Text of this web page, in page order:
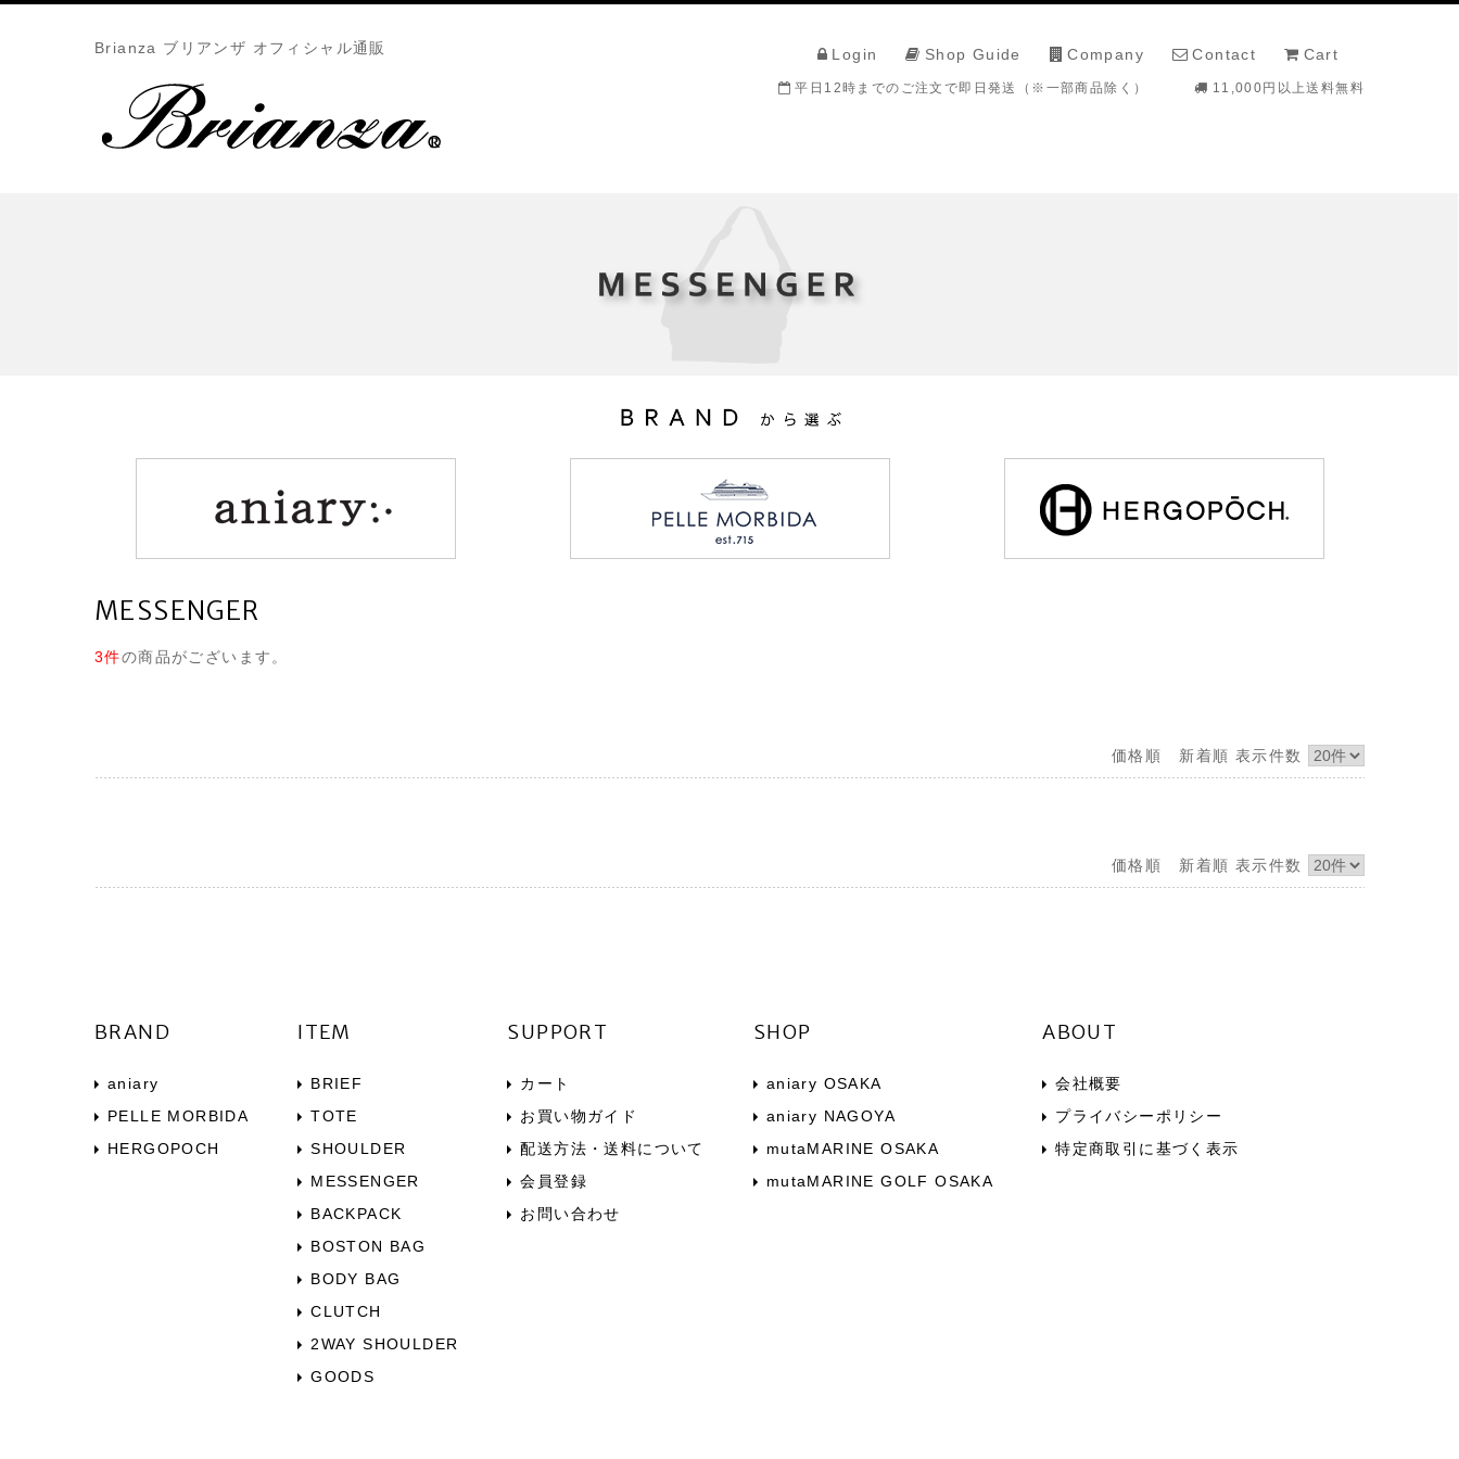
Brianza ブリアンザ オフィシャル通販 Login Shop Guide Company Contact Cart
平日12時までのご注文で即日発送（※一部商品除く） 11,000円以上送料無料
MESSENGER
3件の商品がございます。
価格順 新着順 表示件数
価格順 新着順 表示件数
BRAND
aniary
PELLE MORBIDA
HERGOPOCH
ITEM
BRIEF
TOTE
SHOULDER
MESSENGER
BACKPACK
BOSTON BAG
BODY BAG
CLUTCH
2WAY SHOULDER
GOODS
SUPPORT
カート
お買い物ガイド
配送方法・送料について
会員登録
お問い合わせ
SHOP
aniary OSAKA
aniary NAGOYA
mutaMARINE OSAKA
mutaMARINE GOLF OSAKA
ABOUT
会社概要
プライバシーポリシー
特定商取引に基づく表示